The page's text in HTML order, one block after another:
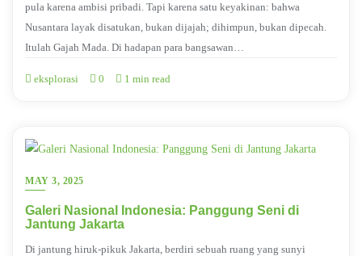
pula karena ambisi pribadi. Tapi karena satu keyakinan: bahwa
Nusantara layak disatukan, bukan dijajah; dihimpun, bukan dipecah.
Itulah Gajah Mada. Di hadapan para bangsawan…
eksplorasi 0 1 min read
MAY 3, 2025
Galeri Nasional Indonesia: Panggung Seni di
Jantung Jakarta
Di jantung hiruk-pikuk Jakarta, berdiri sebuah ruang yang sunyi